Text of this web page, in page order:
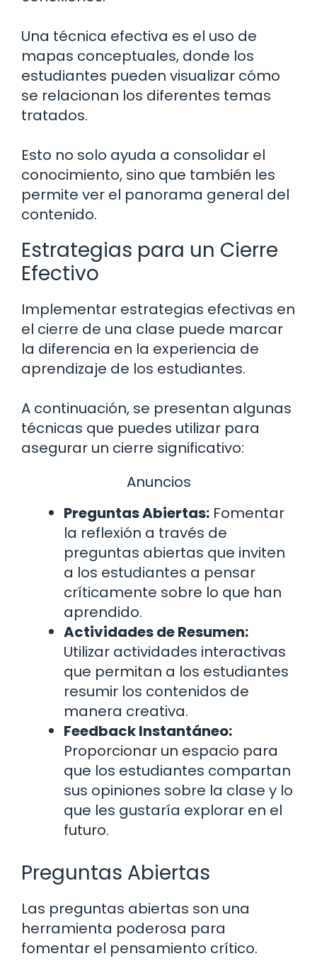
Una técnica efectiva es el uso de
mapas conceptuales, donde los
estudiantes pueden visualizar cómo
se relacionan los diferentes temas
tratados.
Esto no solo ayuda a consolidar el
conocimiento, sino que también les
permite ver el panorama general del
contenido.
Estrategias para un Cierre
Efectivo
Implementar estrategias efectivas en
el cierre de una clase puede marcar
la diferencia en la experiencia de
aprendizaje de los estudiantes.
A continuación, se presentan algunas
técnicas que puedes utilizar para
asegurar un cierre significativo:
Anuncios
Preguntas Abiertas: Fomentar
la reflexión a través de
preguntas abiertas que inviten
a los estudiantes a pensar
críticamente sobre lo que han
aprendido.
Actividades de Resumen:
Utilizar actividades interactivas
que permitan a los estudiantes
resumir los contenidos de
manera creativa.
Feedback Instantáneo:
Proporcionar un espacio para
que los estudiantes compartan
sus opiniones sobre la clase y lo
que les gustaría explorar en el
futuro.
Preguntas Abiertas
Las preguntas abiertas son una
herramienta poderosa para
fomentar el pensamiento crítico.